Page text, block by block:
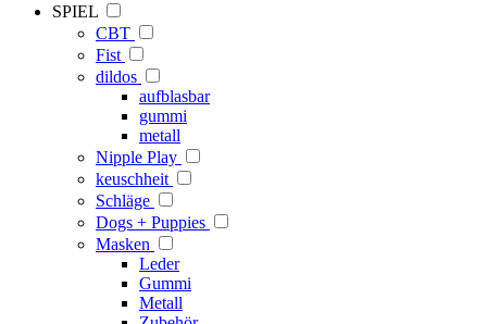
SPIEL
CBT
Fist
dildos
aufblasbar
gummi
metall
Nipple Play
keuschheit
Schläge
Dogs + Puppies
Masken
Leder
Gummi
Metall